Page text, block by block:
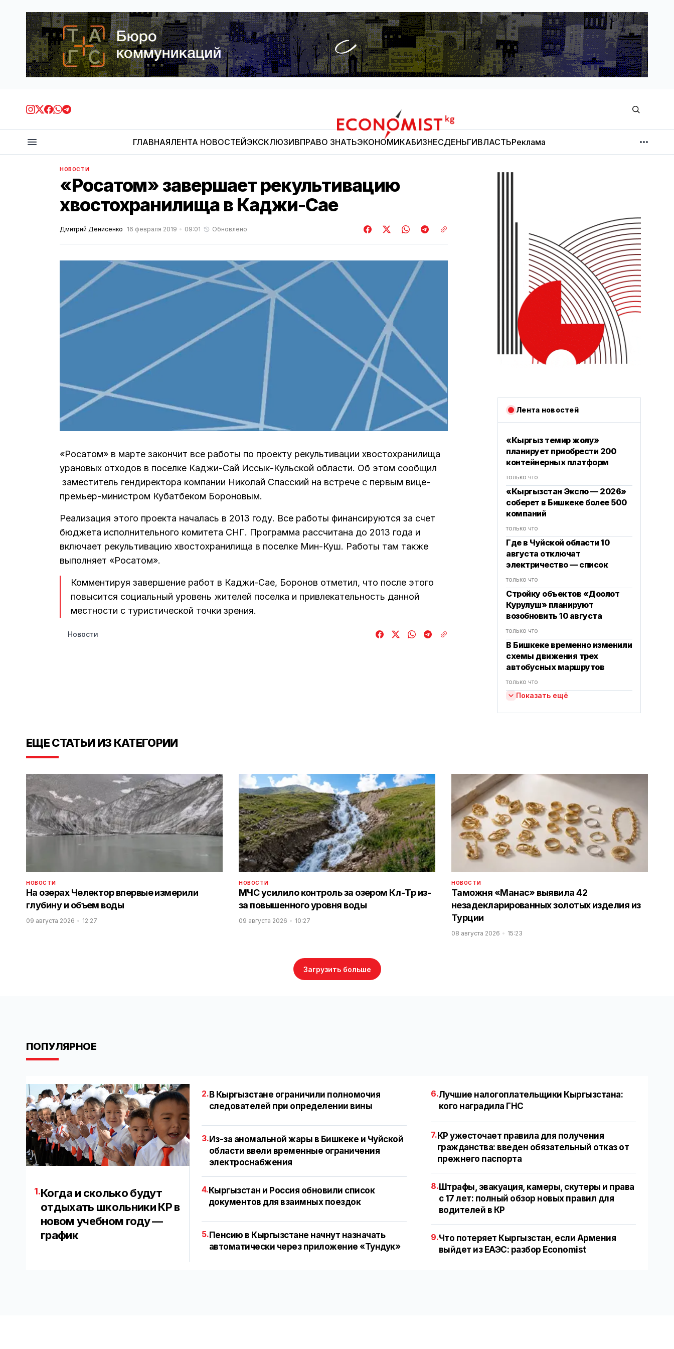
Economist.kg
ГЛАВНАЯЛЕНТА НОВОСТЕЙЭКСКЛЮЗИВПРАВО ЗНАТЬЭКОНОМИКАБИЗНЕСДЕНЬГИВЛАСТЬРеклама
МНЕНИЕ
НОВОСТИ
«Росатом» завершает рекультивацию
хвостохранилища в Каджи-Сае
Дмитрий Денисенко 16 февраля 2019 09:01 Обновлено
«Росатом» в марте закончит все работы по проекту рекультивации хвостохранилища
урановых отходов в поселке Каджи-Сай Иссык-Кульской области. Об этом сообщил
заместитель гендиректора компании Николай Спасский на встрече с первым вице-
премьер-министром Кубатбеком Бороновым.
Реализация этого проекта началась в 2013 году. Все работы финансируются за счет
бюджета исполнительного комитета СНГ. Программа рассчитана до 2013 года и
включает рекультивацию хвостохранилища в поселке Мин-Куш. Работы там также
выполняет «Росатом».
Комментируя завершение работ в Каджи-Сае, Боронов отметил, что после этого
повысится социальный уровень жителей поселка и привлекательность данной
местности с туристической точки зрения.
Новости
Лента новостей
«Кыргыз темир жолу»
планирует приобрести 200
контейнерных платформ
только что
«Кыргызстан Экспо — 2026»
соберет в Бишкеке более 500
компаний
только что
Где в Чуйской области 10
августа отключат
электричество — список
только что
Стройку объектов «Доолот
Курулуш» планируют
возобновить 10 августа
только что
В Бишкеке временно изменили
схемы движения трех
автобусных маршрутов
только что
Показать ещё
ЕЩЕ СТАТЬИ ИЗ КАТЕГОРИИ
НОВОСТИ
На озерах Челектор впервые измерили
глубину и объем воды
09 августа 2026 12:27
НОВОСТИ
МЧС усилило контроль за озером Көл-Төр из-
за повышенного уровня воды
09 августа 2026 10:27
НОВОСТИ
Таможня «Манас» выявила 42
незадекларированных золотых изделия из
Турции
08 августа 2026 15:23
Загрузить больше
ПОПУЛЯРНОЕ
1.Когда и сколько будут
отдыхать школьники КР в
новом учебном году —
график
2. В Кыргызстане ограничили полномочия
следователей при определении вины
3.Из-за аномальной жары в Бишкеке и Чуйской
области ввели временные ограничения
электроснабжения
4.Кыргызстан и Россия обновили список
документов для взаимных поездок
5.Пенсию в Кыргызстане начнут назначать
автоматически через приложение «Тундук»
6.Лучшие налогоплательщики Кыргызстана:
кого наградила ГНС
7. КР ужесточает правила для получения
гражданства: введен обязательный отказ от
прежнего паспорта
8. Штрафы, эвакуация, камеры, скутеры и права
с 17 лет: полный обзор новых правил для
водителей в КР
9.Что потеряет Кыргызстан, если Армения
выйдет из ЕАЭС: разбор Economist